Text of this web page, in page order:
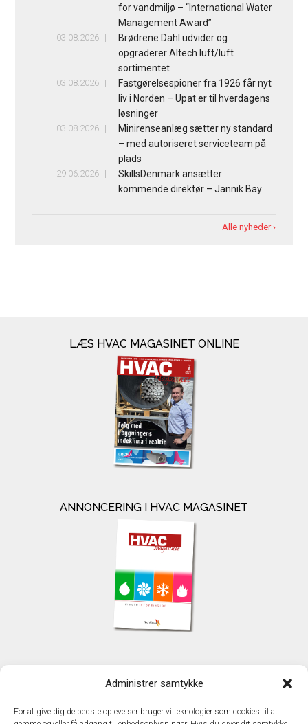
Administrer samtykke
For at give dig de bedste oplevelser bruger vi teknologier som cookies til at
for vandmiljø – “International Water
Management Award”
03.08.2026
Brødrene Dahl udvider og
opgraderer Altech luft/luft
sortimentet
03.08.2026
Fastgørelsespioner fra 1926 får nyt
liv i Norden – Upat er til hverdagens
løsninger
03.08.2026
Minirenseanlæg sætter ny standard
– med autoriseret serviceteam på
plads
29.06.2026
SkillsDenmark ansætter
kommende direktør – Jannik Bay
Alle nyheder ›
LÆS HVAC MAGASINET ONLINE
ANNONCERING I HVAC MAGASINET
TechMedia A/S
DK - 2600 Glostrup